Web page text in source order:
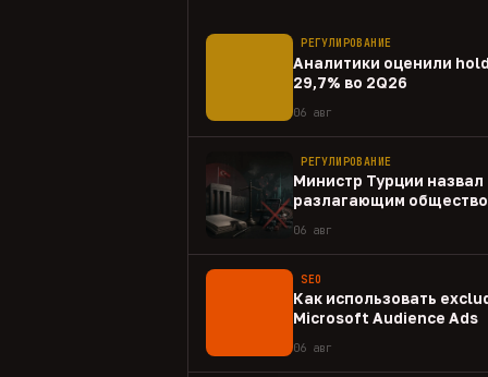
РЕГУЛИРОВАНИЕ
Аналитики оценили
29,7% во 2Q26
06 авг
РЕГУЛИРОВАНИЕ
Министр Турции
разлагающим общество
06 авг
SEO
Как использовать
Microsoft Audience Ads
06 авг